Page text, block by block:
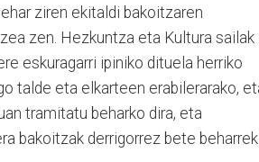
ziren ekitaldi bakoitzaren
zen. Hezkuntza eta Kultura sailak
eskuragarri ipiniko dituela herriko
talde eta elkarteen erabilerarako,
tramitatu beharko dira, eta
bakoitzak derrigorrez bete